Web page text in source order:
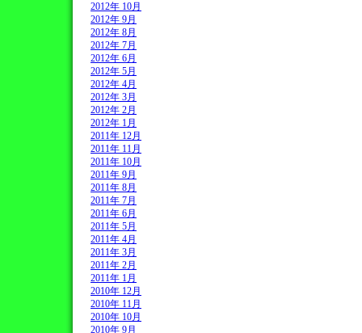
2012年 10月
2012年 9月
2012年 8月
2012年 7月
2012年 6月
2012年 5月
2012年 4月
2012年 3月
2012年 2月
2012年 1月
2011年 12月
2011年 11月
2011年 10月
2011年 9月
2011年 8月
2011年 7月
2011年 6月
2011年 5月
2011年 4月
2011年 3月
2011年 2月
2011年 1月
2010年 12月
2010年 11月
2010年 10月
2010年 9月